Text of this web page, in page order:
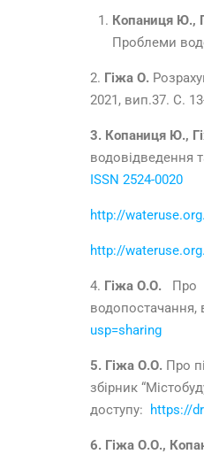
Копаниця Ю.,
Проблеми
2. Гіжа О.
2021, вип.37. С.
3. Копаниця Ю.,
водовідведення
ISSN 2524-0020
http://
http://
4. Гіжа О.О. Про
водопостачання,
usp=sharing
5. Гіжа О.О. Про
збірник
доступу:
https://
6. Гіжа О.О.,